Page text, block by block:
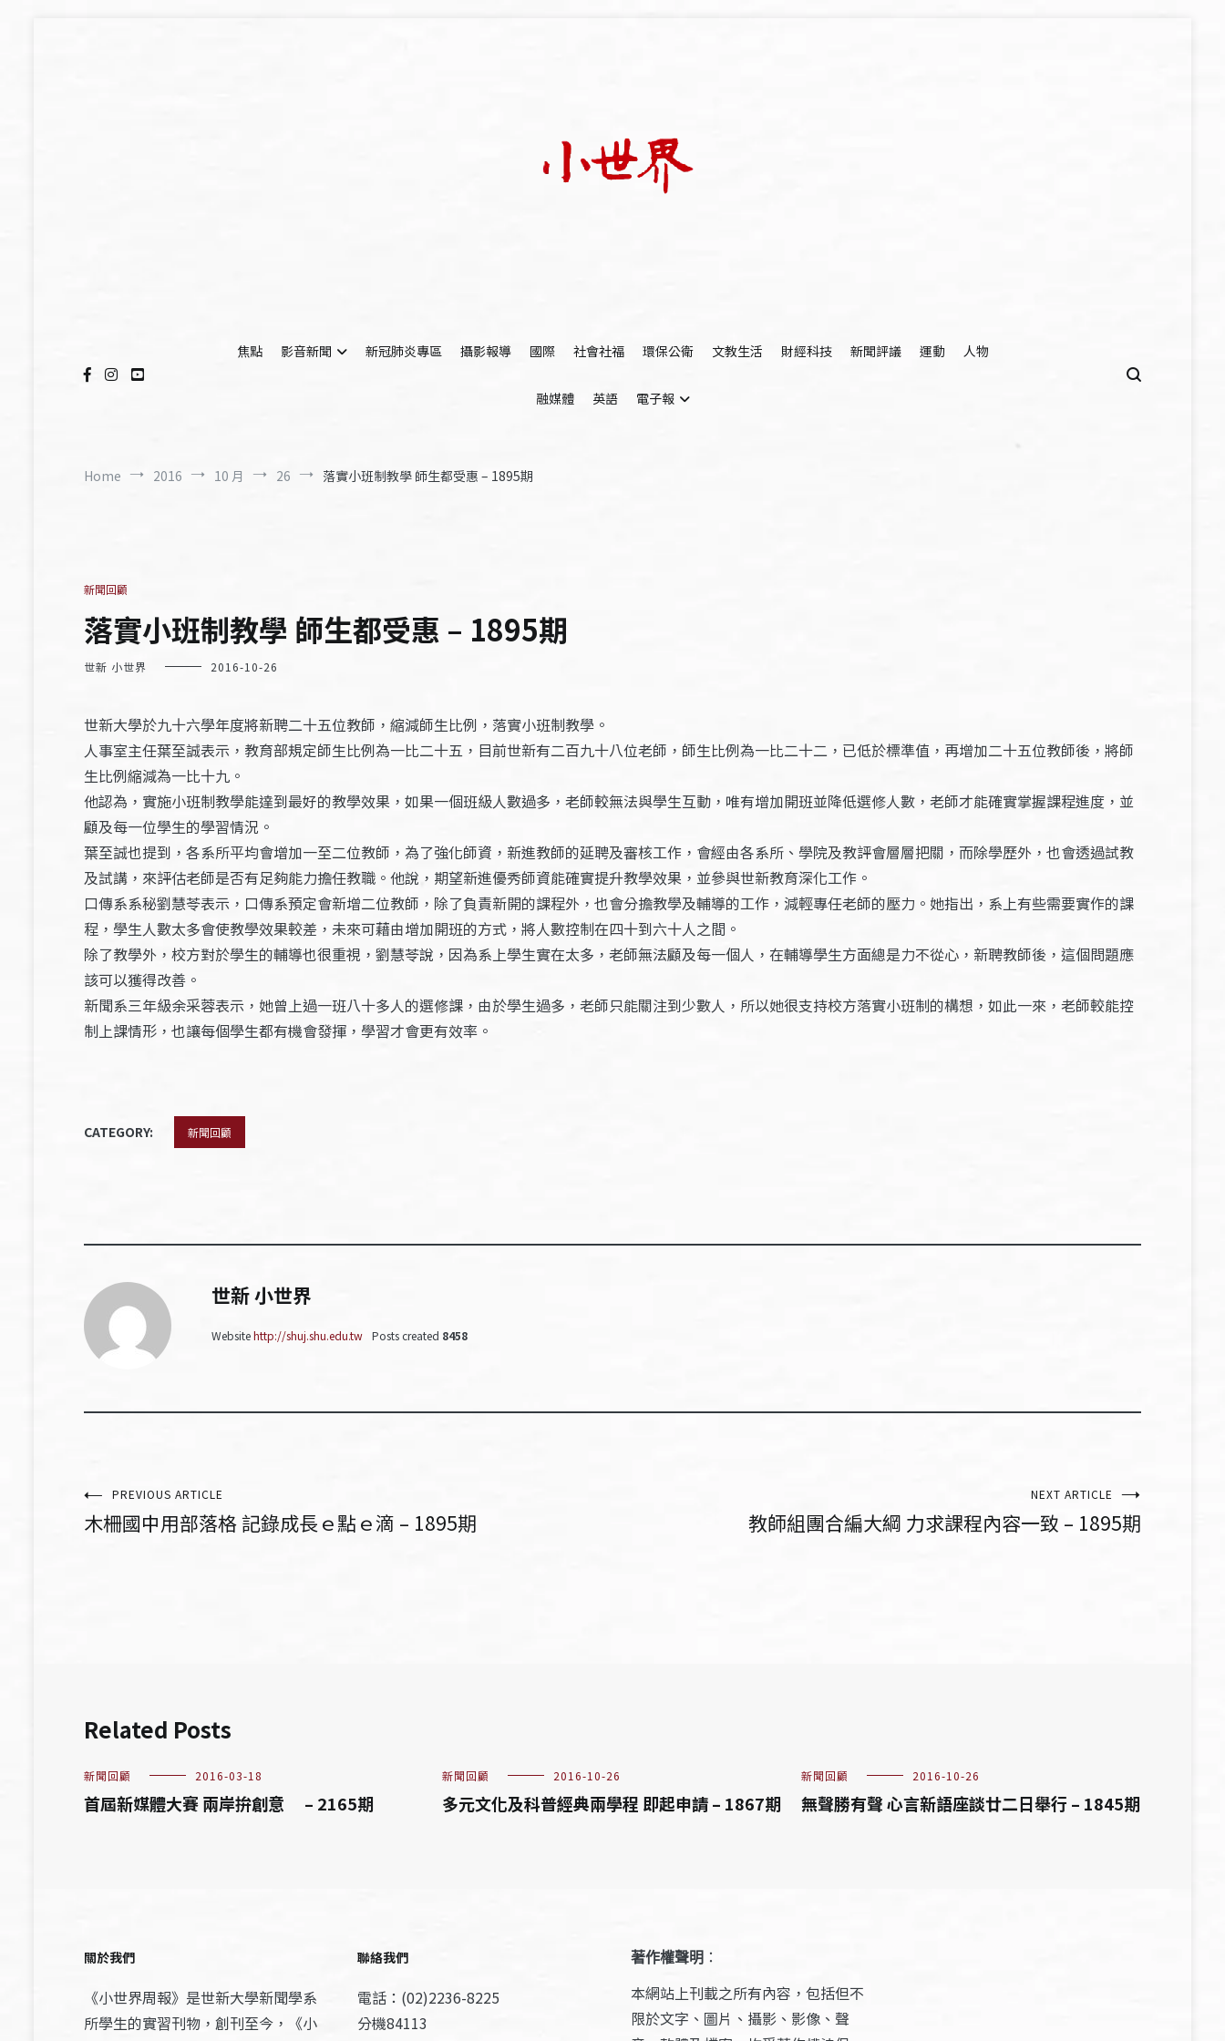
焦點
影音新聞 新冠肺炎專區 攝影報導 國際 社會社福 環保公衛 文教生活 財經科技 新聞評議 運動 人物
融媒體 英語 電子報
Home 2016 10 月 26 落實小班制教學 師生都受惠 – 1895期
新聞回顧
落實小班制教學 師生都受惠 – 1895期
世新 小世界 2016-10-26
世新大學於九十六學年度將新聘二十五位教師，縮減師生比例，落實小班制教學。
人事室主任葉至誠表示，教育部規定師生比例為一比二十五，目前世新有二百九十八位老師，師生比例為一比二十二，已低於標準值，再增加二十五位教師後，將師
生比例縮減為一比十九。
他認為，實施小班制教學能達到最好的教學效果，如果一個班級人數過多，老師較無法與學生互動，唯有增加開班並降低選修人數，老師才能確實掌握課程進度，並
顧及每一位學生的學習情況。
葉至誠也提到，各系所平均會增加一至二位教師，為了強化師資，新進教師的延聘及審核工作，會經由各系所、學院及教評會層層把關，而除學歷外，也會透過試教
及試講，來評估老師是否有足夠能力擔任教職。他說，期望新進優秀師資能確實提升教學效果，並參與世新教育深化工作。
口傳系系秘劉慧苓表示，口傳系預定會新增二位教師，除了負責新開的課程外，也會分擔教學及輔導的工作，減輕專任老師的壓力。她指出，系上有些需要實作的課
程，學生人數太多會使教學效果較差，未來可藉由增加開班的方式，將人數控制在四十到六十人之間。
除了教學外，校方對於學生的輔導也很重視，劉慧苓說，因為系上學生實在太多，老師無法顧及每一個人，在輔導學生方面總是力不從心，新聘教師後，這個問題應
該可以獲得改善。
新聞系三年級余采蓉表示，她曾上過一班八十多人的選修課，由於學生過多，老師只能關注到少數人，所以她很支持校方落實小班制的構想，如此一來，老師較能控
制上課情形，也讓每個學生都有機會發揮，學習才會更有效率。
CATEGORY: 新聞回顧
世新 小世界
Websitehttp://shuj.shu.edu.tw Posts created 8458
文PREVIOUS ARTICLE
木柵國中用部落格 記錄成長ｅ點ｅ滴 – 1895期
NEXT ARTICLE
教師組團合編大綱 力求課程內容一致 – 1895期
Related Posts
新聞回顧 2016-03-18
首屆新媒體大賽 兩岸拚創意 – 2165期
新聞回顧 2016-10-26
多元文化及科普經典兩學程 即起申請 – 1867期
新聞回顧 2016-10-26
無聲勝有聲 心言新語座談廿二日舉行 – 1845期
關於我們
《小世界周報》是世新大學新聞學系
所學生的實習刊物，創刊至今，《小
聯絡我們
電話：(02)2236-8225
分機84113
著作權聲明 ：
本網站上刊載之所有內容，包括但不
限於文字、圖片、攝影、影像、聲